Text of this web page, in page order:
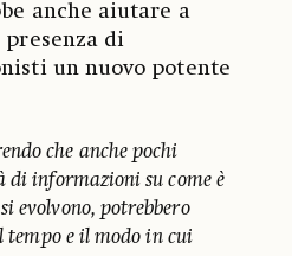
anche aiutare a
di
un nuovo potente
che anche pochi
di informazioni su come è
evolvono, potrebbero
e il modo in cui